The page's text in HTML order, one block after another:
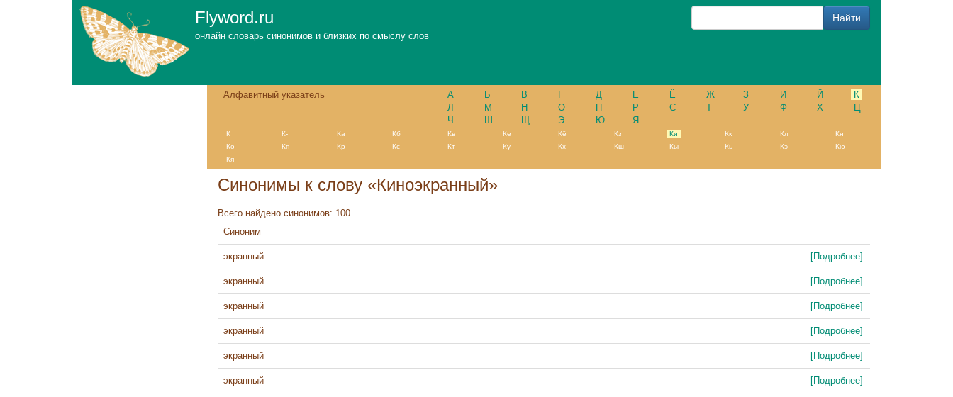
Flyword.ru
онлайн словарь синонимов и близких по смыслу слов
Алфавитный указатель А Б В Г Д Е Ё Ж З И Й
К
Л
М Н О П Р С Т У Ф Х
Ц
Ч
Ш Щ Э Ю Я
К К- Ка Кб Кв Ке Кё Кз Ки Кк Кл
Кн
Ко
Кп Кр Кс Кт Ку Кх Кш Кы Кь Кэ
Кю
Кя
Синонимы к слову «Киноэкранный»
Всего найдено синонимов: 100
Синоним
экранный [Подробнее]
экранный [Подробнее]
экранный [Подробнее]
экранный [Подробнее]
экранный [Подробнее]
экранный [Подробнее]